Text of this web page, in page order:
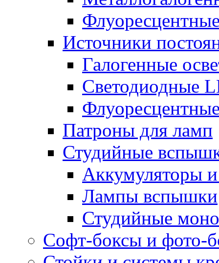
Источники
Галогенные
Светодиодные
Патроны для ламп
Студийные
Аккумуляторы
Лампы вспышки
Студийные
Софт-боксы и фото-